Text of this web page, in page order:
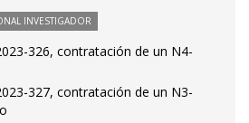
INVESTIGADOR
326, contratación de un N4-
327, contratación de un N3-